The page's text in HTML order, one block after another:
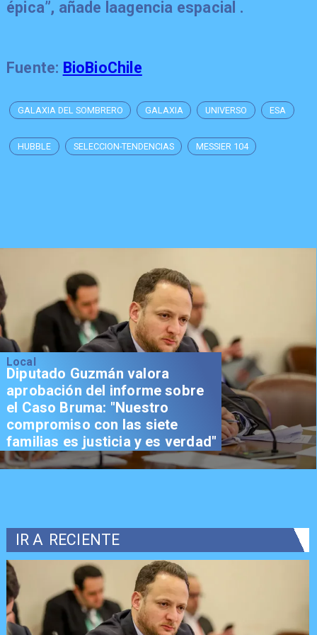
épica”, añade laagencia espacial .
Fuente: BioBioChile
GALAXIA DEL SOMBRERO GALAXIA UNIVERSO ESA
HUBBLE SELECCION-TENDENCIAS MESSIER 104
Local
Diputado Guzmán valora
aprobación del informe sobre
el Caso Bruma: "Nuestro
compromiso con las siete
familias es justicia y es verdad"
IR A RECIENTE